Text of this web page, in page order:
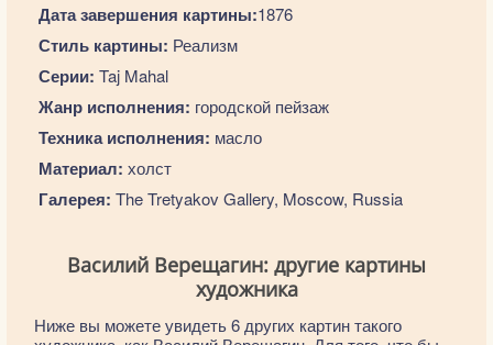
Дата завершения картины:1876
Стиль картины: Реализм
Серии: Taj Mahal
Жанр исполнения: городской пейзаж
Техника исполнения: масло
Материал: холст
Галерея: The Tretyakov Gallery, Moscow, Russia
Василий Верещагин: другие картины
художника
Ниже вы можете увидеть 6 других картин такого